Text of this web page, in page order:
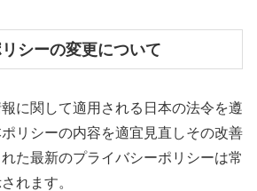
シーの変更について
に関して適用される日本の法令を遵
リシーの内容を適宜見直しその改善
た最新のプライバシーポリシーは常
れます。